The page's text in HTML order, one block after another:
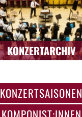
KONZERTARCHIV
KONZERTSAISONEN